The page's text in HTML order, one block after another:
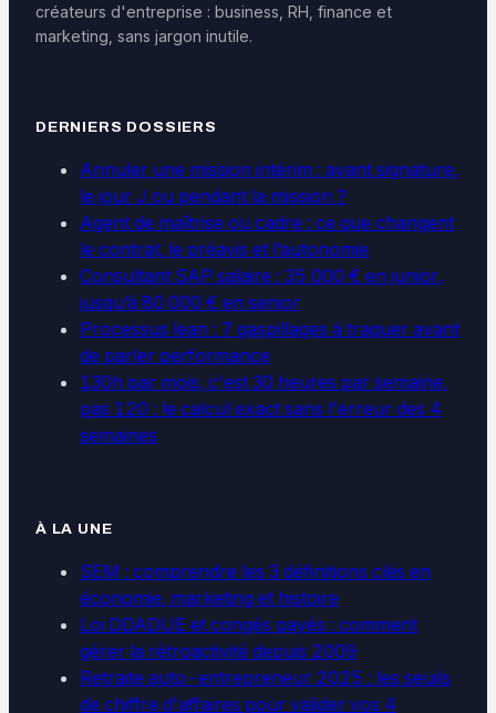
créateurs d'entreprise : business, RH, finance et
marketing, sans jargon inutile.
DERNIERS DOSSIERS
Annuler une mission intérim : avant signature,
le jour J ou pendant la mission ?
Agent de maîtrise ou cadre : ce que changent
le contrat, le préavis et l’autonomie
Consultant SAP salaire : 35 000 € en junior,
jusqu’à 80 000 € en senior
Processus lean : 7 gaspillages à traquer avant
de parler performance
130h par mois, c'est 30 heures par semaine,
pas 120 : le calcul exact sans l'erreur des 4
semaines
À LA UNE
SEM : comprendre les 3 définitions clés en
économie, marketing et histoire
Loi DDADUE et congés payés : comment
gérer la rétroactivité depuis 2009
Retraite auto-entrepreneur 2025 : les seuils
de chiffre d'affaires pour valider vos 4